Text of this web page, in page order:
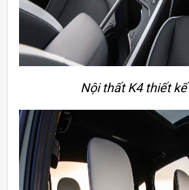
Nội thất K4 thiết